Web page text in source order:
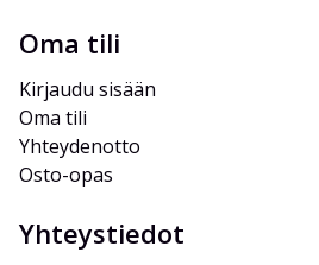
Oma tili
Kirjaudu sisään
Oma tili
Yhteydenotto
Osto-opas
Yhteystiedot